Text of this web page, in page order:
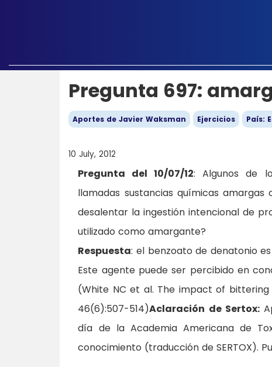
Pregunta 697:
Aportes de Javier Waksman Ejercicios País:
10 July, 2012
Pregunta del 10/07/12: Algunos de
llamadas sustancias químicas
desalentar la ingestión intencional de
utilizado como amargante?
Respuesta: el benzoato de denatonio
Este agente puede ser percibido en
(White NC et al. The impact of bittering
46(6):507-514)Aclaración de Sertox:
día de la Academia Americana de
conocimiento (traducción de SERTOX).